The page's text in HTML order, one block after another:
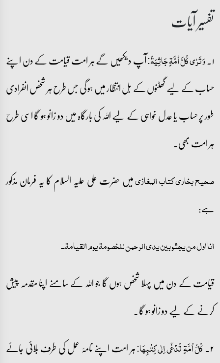
تفسیر آیات
۱۔ وَ تَرٰی کُلَّ اُمَّۃٍ جَاثِیَۃً:آپ دیکھیں گے ہر امت قیامت کے دن اپنے
حساب کے لیے گھٹنوں کے بل انتظار میں ہو گی جس طرح ہر شخص انفرادی
طور پر حساب یا عدل خواہی کے لیے اللہ کی بارگاہ میں دو زانو ہو گا اسی طرح
ہر امت بھی۔
صحیح بخاری کتاب المغازیمیں حضرت علی علیہ السلام کا یہ فرمان مذکور
ہے:
انا اول من یجثو بین یدی الرحمن للخصومۃ یوم القیامۃ۔
قیامت کے دن میں پہلا شخص ہوں گا جو اللہ کے سامنے اپنا مقدمہ پیش
کرنے کے لیے دو زانو ہو گا۔
۲۔ کُلُّ اُمَّۃٍ تُدۡعٰۤی اِلٰی کِتٰبِہَا:ہر امت اپنے نامۂ عمل کی طرف بلائی جائے